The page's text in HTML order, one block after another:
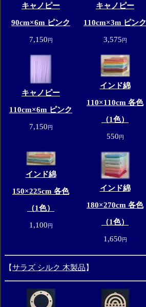
キャノピー
90cm×6m ピンク
7,150円
キャノピー
110cm×3m ピンク
3,575円
キャノピー
110cm×6m ピンク
7,150円
インド綿
110×110cm 各色
（1色）
550円
インド綿
150×225cm 各色
（1色）
1,100円
インド綿
180×270cm 各色
（1色）
1,650円
【サラズ シルク 木製品 】